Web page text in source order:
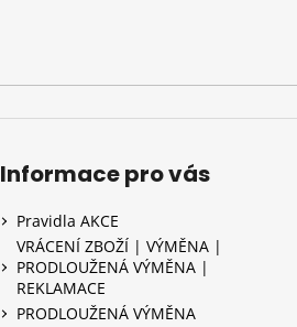
Informace pro vás
Pravidla AKCE
VRÁCENÍ ZBOŽÍ | VÝMĚNA |
PRODLOUŽENÁ VÝMĚNA |
REKLAMACE
PRODLOUŽENÁ VÝMĚNA